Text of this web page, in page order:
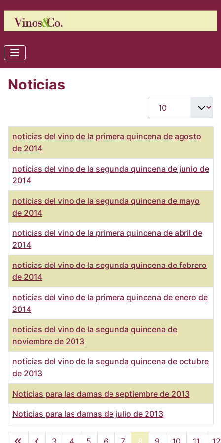
Noticias
Cantidad
Artículos
Título
noticias del vino de la primera quincena de agosto
de 2014
noticias del vino de la segunda quincena de junio de
2014
noticias del vino de la segunda quincena de mayo
de 2014
noticias del vino de la primera quincena de abril de
2014
noticias del vino de la segunda quincena de febrero
de 2014
noticias del vino de la primera quincena de enero de
2014
noticias del vino de la segunda quincena de
noviembre de 2013
noticias del vino de la segunda quincena de octubre
de 2013
Noticias para las damas de septiembre de 2013
Noticias para las damas de julio de 2013